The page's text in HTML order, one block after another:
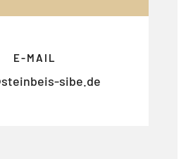
E-MAIL
sibe.de